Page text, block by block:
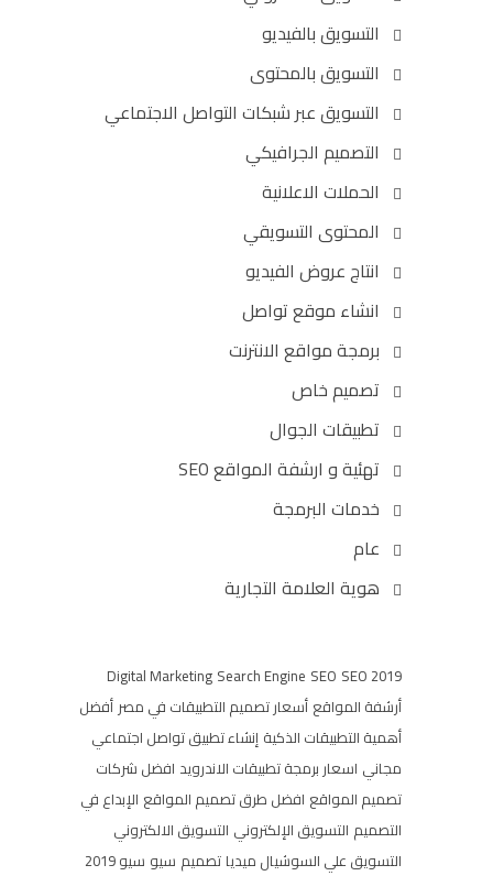
التسويق بالفيديو
التسويق بالمحتوى
التسويق عبر شبكات التواصل الاجتماعي
التصميم الجرافيكي
الحملات الاعلانية
المحتوى التسويقي
انتاج عروض الفيديو
انشاء موقع تواصل
برمجة مواقع الانترنت
تصميم خاص
تطبيقات الجوال
تهئية و ارشفة المواقع SEO
خدمات البرمجة
عام
هوية العلامة التجارية
Digital Marketing Search Engine SEO SEO 2019
أرشفة المواقع أسعار تصميم التطبيقات في مصر أفضل
أهمية التطبيقات الذكية إنشاء تطبيق تواصل اجتماعي
مجاني اسعار برمجة تطبيقات الاندرويد افضل شركات
تصميم المواقع افضل طرق تصميم المواقع الإبداع في
التصميم التسويق الإلكتروني التسويق الالكتروني
التسويق علي السوشيال ميديا تصميم سيو سيو 2019